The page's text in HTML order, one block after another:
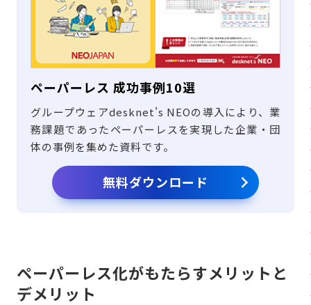
ペーパーレス 成功事例10選
グループウェアdesknet's NEOの導入により、業
務課題であったペーパーレスを実現した企業・団
体の事例を集めた資料です。
無料ダウンロード
ペーパーレス化がもたらすメリットと
デメリット